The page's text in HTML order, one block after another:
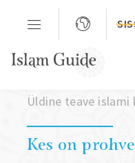
Üldine teave islami
Kes on